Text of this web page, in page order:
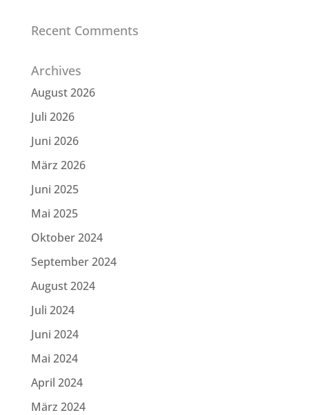
Recent Comments
Archives
August 2026
Juli 2026
Juni 2026
März 2026
Juni 2025
Mai 2025
Oktober 2024
September 2024
August 2024
Juli 2024
Juni 2024
Mai 2024
April 2024
März 2024